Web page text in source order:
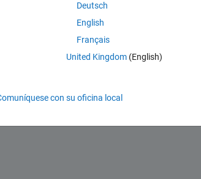
消えずに残ります
Deutsch
English
Français
United Kingdom(English)
con su oficina local